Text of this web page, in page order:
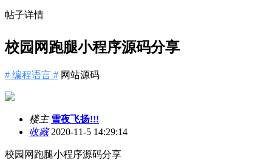
帖子详情
校园网跑腿小程序源码分享
# 编程语言 # 网站源码
楼主 雪夜飞扬!!!
收藏2020-11-5 14:29:14
校园网跑腿小程序源码分享